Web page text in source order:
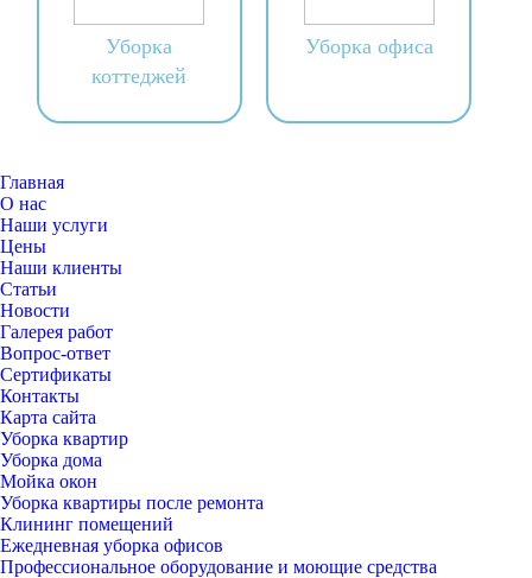
Уборка
коттеджей
Уборка офиса
Главная
О нас
Наши услуги
Цены
Наши клиенты
Статьи
Новости
Галерея работ
Вопрос-ответ
Сертификаты
Контакты
Карта сайта
Уборка квартир
Уборка дома
Мойка окон
Уборка квартиры после ремонта
Клининг помещений
Ежедневная уборка офисов
Профессиональное оборудование и моющие средства